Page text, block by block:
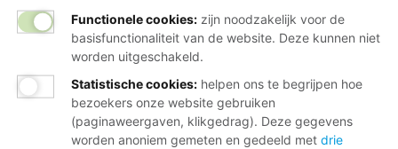
Functionele cookies: zijn noodzakelijk voor de
basisfunctionaliteit van de website. Deze kunnen niet
worden uitgeschakeld.
Statistische cookies: helpen ons te begrijpen hoe
bezoekers onze website gebruiken
(paginaweergaven, klikgedrag). Deze gegevens
worden anoniem gemeten en gedeeld met drie